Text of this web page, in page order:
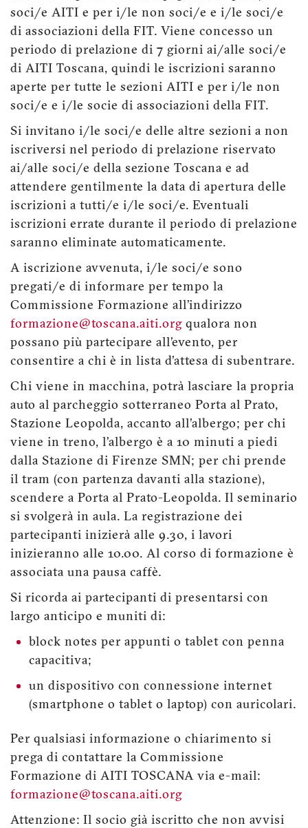
soci/e AITI e per i/le non soci/e e i/le soci/e
di associazioni della FIT. Viene concesso un
periodo di prelazione di 7 giorni ai/alle soci/e
di AITI Toscana, quindi le iscrizioni saranno
aperte per tutte le sezioni AITI e per i/le non
soci/e e i/le socie di associazioni della FIT.
Si invitano i/le soci/e delle altre sezioni a non
iscriversi nel periodo di prelazione riservato
ai/alle soci/e della sezione Toscana e ad
attendere gentilmente la data di apertura delle
iscrizioni a tutti/e i/le soci/e. Eventuali
iscrizioni errate durante il periodo di prelazione
saranno eliminate automaticamente.
A iscrizione avvenuta, i/le soci/e sono
pregati/e di informare per tempo la
Commissione Formazione all’indirizzo
formazione@toscana.aiti.org qualora non
possano più partecipare all’evento, per
consentire a chi è in lista d’attesa di subentrare.
Chi viene in macchina, potrà lasciare la propria
auto al parcheggio sotterraneo Porta al Prato,
Stazione Leopolda, accanto all’albergo; per chi
viene in treno, l’albergo è a 10 minuti a piedi
dalla Stazione di Firenze SMN; per chi prende
il tram (con partenza davanti alla stazione),
scendere a Porta al Prato-Leopolda. Il seminario
si svolgerà in aula. La registrazione dei
partecipanti inizierà alle 9.30, i lavori
inizieranno alle 10.00. Al corso di formazione è
associata una pausa caffè.
Si ricorda ai partecipanti di presentarsi con
largo anticipo e muniti di:
block notes per appunti o tablet con penna
capacitiva;
un dispositivo con connessione internet
(smartphone o tablet o laptop) con auricolari.
Per qualsiasi informazione o chiarimento si
prega di contattare la Commissione
Formazione di AITI TOSCANA via e-mail:
formazione@toscana.aiti.org
Attenzione: Il socio già iscritto che non avvisi